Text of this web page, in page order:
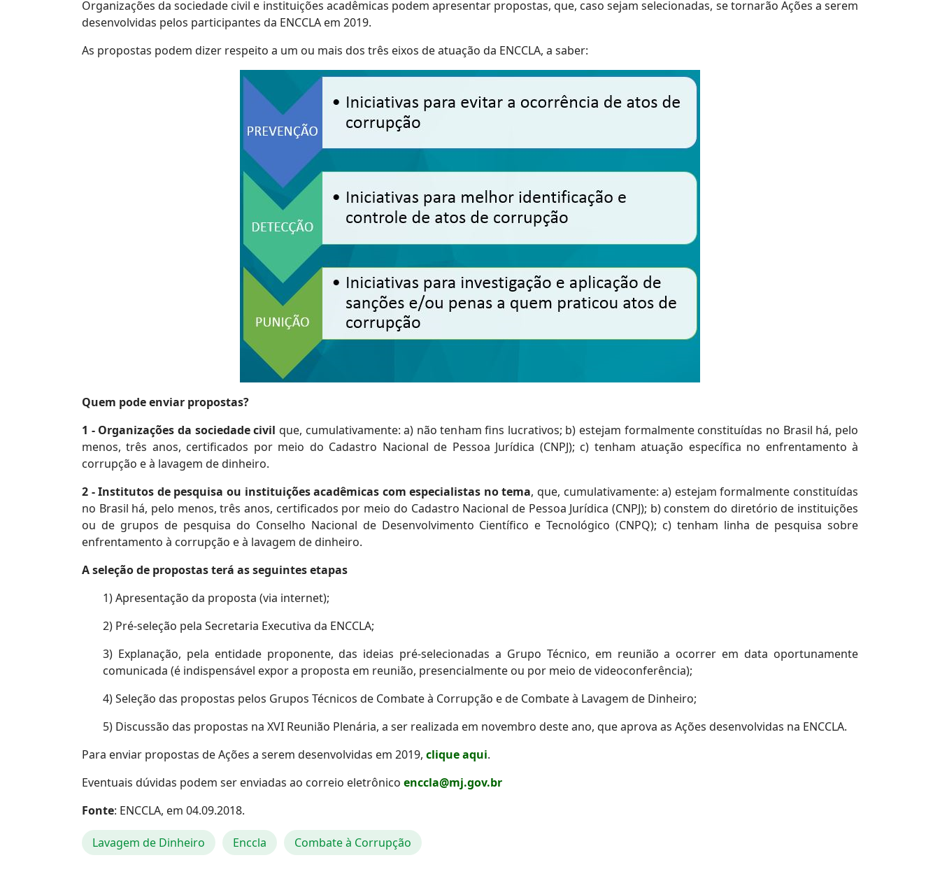
Organizações da sociedade civil e instituições acadêmicas podem apresentar propostas, que, caso sejam selecionadas, se tornarão Ações a serem
desenvolvidas pelos participantes da ENCCLA em 2019.
As propostas podem dizer respeito a um ou mais dos três eixos de atuação da ENCCLA, a saber:
Quem pode enviar propostas?
1 - Organizações da sociedade civil que, cumulativamente: a) não tenham fins lucrativos; b) estejam formalmente constituídas no Brasil há, pelo
menos, três anos, certificados por meio do Cadastro Nacional de Pessoa Jurídica (CNPJ); c) tenham atuação específica no enfrentamento à
corrupção e à lavagem de dinheiro.
2 - Institutos de pesquisa ou instituições acadêmicas com especialistas no tema, que, cumulativamente: a) estejam formalmente constituídas
no Brasil há, pelo menos, três anos, certificados por meio do Cadastro Nacional de Pessoa Jurídica (CNPJ); b) constem do diretório de instituições
ou de grupos de pesquisa do Conselho Nacional de Desenvolvimento Científico e Tecnológico (CNPQ); c) tenham linha de pesquisa sobre
enfrentamento à corrupção e à lavagem de dinheiro.
A seleção de propostas terá as seguintes etapas
1) Apresentação da proposta (via internet);
2) Pré-seleção pela Secretaria Executiva da ENCCLA;
3) Explanação, pela entidade proponente, das ideias pré-selecionadas a Grupo Técnico, em reunião a ocorrer em data oportunamente
comunicada (é indispensável expor a proposta em reunião, presencialmente ou por meio de videoconferência);
4) Seleção das propostas pelos Grupos Técnicos de Combate à Corrupção e de Combate à Lavagem de Dinheiro;
5) Discussão das propostas na XVI Reunião Plenária, a ser realizada em novembro deste ano, que aprova as Ações desenvolvidas na ENCCLA.
Para enviar propostas de Ações a serem desenvolvidas em 2019, clique aqui.
Eventuais dúvidas podem ser enviadas ao correio eletrônico enccla@mj.gov.br
Fonte: ENCCLA, em 04.09.2018.
Lavagem de Dinheiro Enccla Combate à Corrupção